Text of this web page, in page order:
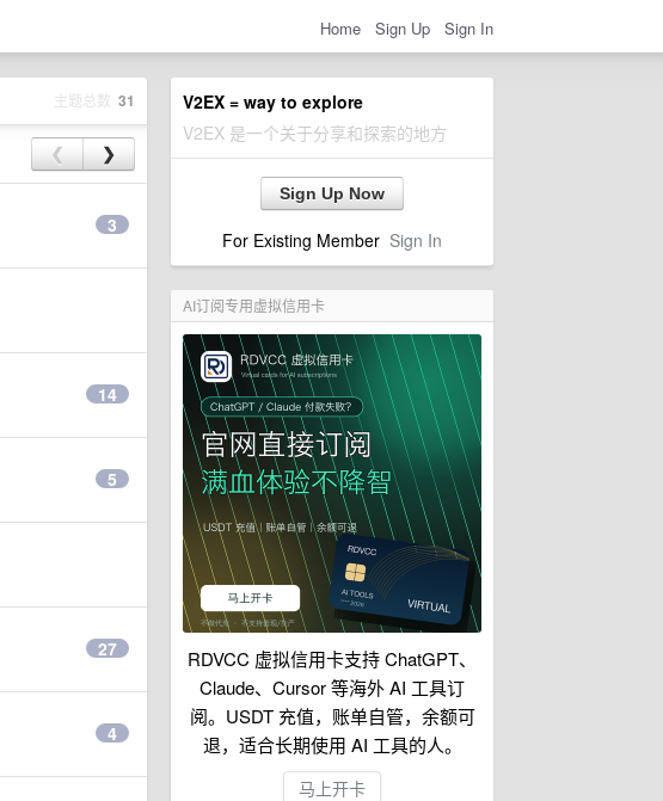
Home Sign Up Sign In
V2EX = way to explore
V2EX 是一个关于分享和探索的地方
Sign Up Now
For Existing Member Sign In
AI订阅专用虚拟信用卡
RDVCC 虚拟信用卡支持 ChatGPT、
Claude、Cursor 等海外 AI 工具订
阅。USDT 充值，账单自管，余额可
退，适合长期使用 AI 工具的人。
马上开卡
主题总数 31
❮ ❯
3
14
5
27
4